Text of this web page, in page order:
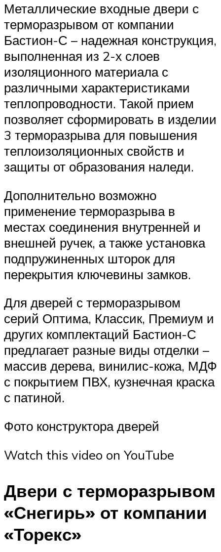
Металлические входные двери с
терморазрывом от компании
Бастион-С – надежная конструкция,
выполненная из 2-х слоев
изоляционного материала с
различными характеристиками
теплопроводности. Такой прием
позволяет сформировать в изделии
3 терморазрыва для повышения
теплоизоляционных свойств и
защиты от образования наледи.
Дополнительно возможно
применение терморазрыва в
местах соединения внутренней и
внешней ручек, а также установка
подпружиненных шторок для
перекрытия ключевины замков.
Для дверей с терморазрывом
серий Оптима, Классик, Премиум и
других комплектаций Бастион-С
предлагает разные виды отделки –
массив дерева, винилис-кожа, МДФ
с покрытием ПВХ, кузнечная краска
с патиной.
Фото конструктора дверей
Watch this video on YouTube
Двери с терморазрывом
«Снегирь» от компании
«Торекс»